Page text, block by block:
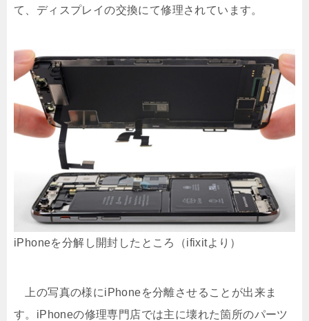
て、ディスプレイの交換にて修理されています。
iPhoneを分解し開封したところ（ifixitより）
上の写真の様にiPhoneを分離させることが出来ま
す。iPhoneの修理専門店では主に壊れた箇所のパーツ